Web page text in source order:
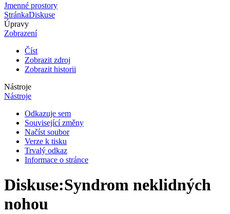
Jmenné prostory
StránkaDiskuse
Úpravy
Zobrazení
Číst
Zobrazit zdroj
Zobrazit historii
Nástroje
Nástroje
Odkazuje sem
Související změny
Načíst soubor
Verze k tisku
Trvalý odkaz
Informace o stránce
Diskuse:Syndrom neklidných
nohou